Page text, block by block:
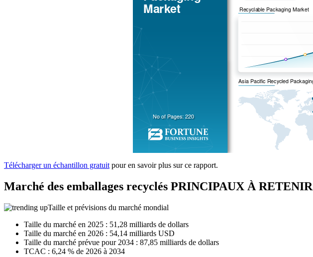
Télécharger un échantillon gratuit pour en savoir plus sur ce rapport.
Marché des emballages recyclés PRINCIPAUX À RETENIR
Taille et prévisions du marché mondial
Taille du marché en 2025 : 51,28 milliards de dollars
Taille du marché en 2026 : 54,14 milliards USD
Taille du marché prévue pour 2034 : 87,85 milliards de dollars
TCAC : 6,24 % de 2026 à 2034